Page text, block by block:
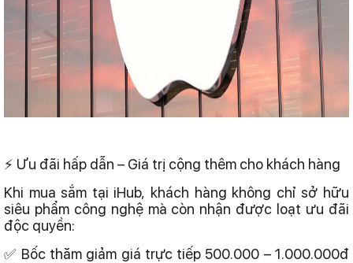
⚡ Ưu đãi hấp dẫn – Giá trị cộng thêm cho khách hàng
Khi mua sắm tại iHub, khách hàng không chỉ sở hữu
siêu phẩm công nghệ mà còn nhận được loạt ưu đãi
độc quyền:
✅ Bốc thăm giảm giá trực tiếp 500.000 – 1.000.000đ